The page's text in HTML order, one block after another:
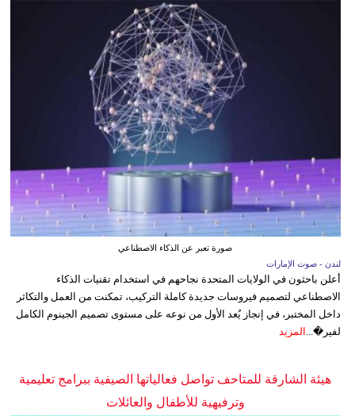
صورة تعبر عن الذكاء الاصطناعي
لندن - صوت الإمارات
أعلن باحثون في الولايات المتحدة نجاحهم في استخدام تقنيات الذكاء
الاصطناعي لتصميم فيروسات جديدة كاملة التركيب، تمكنت من العمل والتكاثر
داخل المختبر، في إنجاز يُعد الأول من نوعه على مستوى تصميم الجينوم الكامل
لفير�...
المزيد
هيئة الشارقة للمتاحف تواصل فعالياتها الصيفية ببرامج تعليمية
وترفيهية للأطفال والعائلات